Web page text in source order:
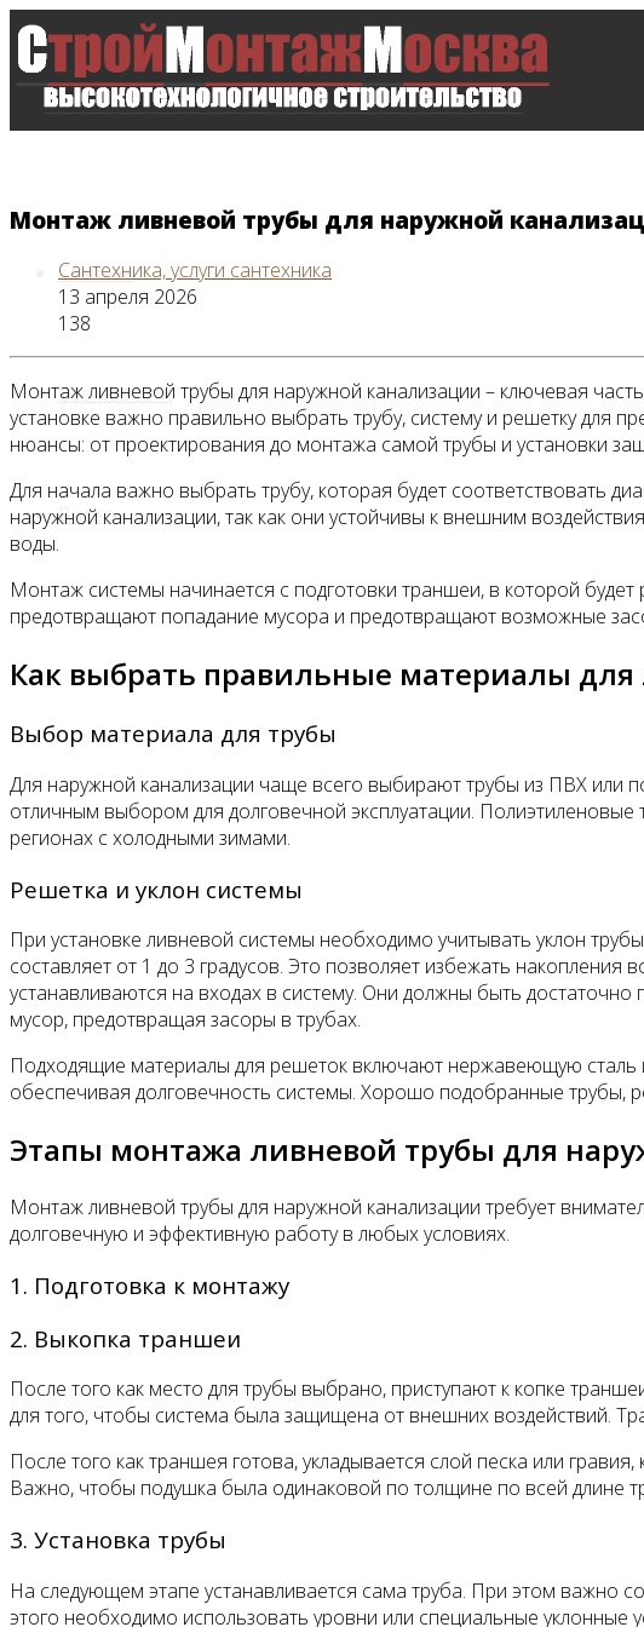
Главная
Все новости
Видео
Монтаж ливневой трубы для наружной
Сантехника, услуги сантехника
13 апреля 2026
138
Монтаж ливневой трубы для наружной канализации – ключевая
установке важно правильно выбрать трубу, систему и решетку для
нюансы: от проектирования до монтажа самой трубы и установки
Для начала важно выбрать трубу, которая будет соответствовать
наружной канализации, так как они устойчивы к внешним
воды.
Монтаж системы начинается с подготовки траншеи, в которой
предотвращают попадание мусора и предотвращают возможные
Как выбрать правильные материалы для
Выбор материала для трубы
Для наружной канализации чаще всего выбирают трубы из ПВХ или
отличным выбором для долговечной эксплуатации.
регионах с холодными зимами.
Решетка и уклон системы
При установке ливневой системы необходимо учитывать уклон
составляет от 1 до 3 градусов. Это позволяет избежать
устанавливаются на входах в систему. Они должны быть
мусор, предотвращая засоры в трубах.
Подходящие материалы для решеток включают нержавеющую сталь
обеспечивая долговечность системы. Хорошо подобранные трубы,
Этапы монтажа ливневой трубы для
Монтаж ливневой трубы для наружной канализации требует
долговечную и эффективную работу в любых условиях.
1. Подготовка к монтажу
2. Выкопка траншеи
После того как место для трубы выбрано, приступают к копке
для того, чтобы система была защищена от внешних воздействий.
После того как траншея готова, укладывается слой песка или
Важно, чтобы подушка была одинаковой по толщине по всей длине
3. Установка трубы
На следующем этапе устанавливается сама труба. При этом важно
этого необходимо использовать уровни или специальные уклонные